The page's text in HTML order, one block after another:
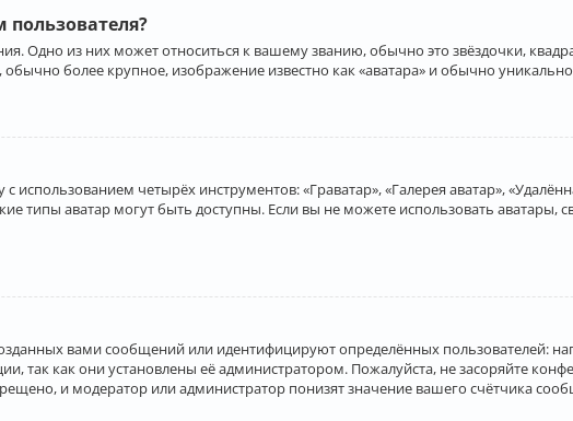
Одно из них может относиться к вашему званию, обычно это звёздочки,
более крупное, изображение известно как «аватара» и обычно
четырёх инструментов: «Граватар», «Галерея аватар»,
типы аватар могут быть доступны. Если вы не можете использовать аватары,
вами сообщений или идентифицируют определённых пользователей:
так как они установлены её администратором. Пожалуйста, не засоряйте
и модератор или администратор понизят значение вашего счётчика